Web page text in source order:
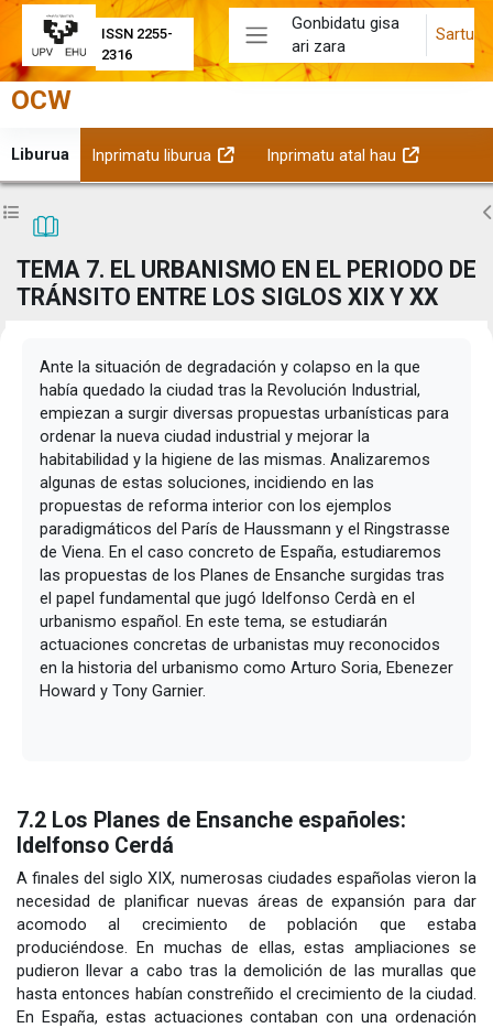
ISSN 2255-
2316
Alboko panela
Gonbidatu gisa
ari zara
Sartu
Joan eduki nagusira zuzenean
OCW
Liburua Inprimatu liburua
(Leiho berri batean irekitzen da)Inprimatu atal hau
(Leiho berri batean irekitzen da)
Zabaldu ikastaroaren aurkibidea
TEMA 7. EL URBANISMO EN EL PERIODO DE
TRÁNSITO ENTRE LOS SIGLOS XIX Y XX
Ante la situación de degradación y colapso en la que
había quedado la ciudad tras la Revolución Industrial,
empiezan a surgir diversas propuestas urbanísticas para
ordenar la nueva ciudad industrial y mejorar la
habitabilidad y la higiene de las mismas. Analizaremos
algunas de estas soluciones, incidiendo en las
propuestas de reforma interior con los ejemplos
paradigmáticos del París de Haussmann y el Ringstrasse
de Viena. En el caso concreto de España, estudiaremos
las propuestas de los Planes de Ensanche surgidas tras
el papel fundamental que jugó Idelfonso Cerdà en el
urbanismo español. En este tema, se estudiarán
actuaciones concretas de urbanistas muy reconocidos
en la historia del urbanismo como Arturo Soria, Ebenezer
Howard y Tony Garnier.
7.2 Los Planes de Ensanche españoles:
Idelfonso Cerdá
A finales del siglo XIX, numerosas ciudades españolas vieron la
necesidad de planificar nuevas áreas de expansión para dar
acomodo al crecimiento de población que estaba
produciéndose. En muchas de ellas, estas ampliaciones se
pudieron llevar a cabo tras la demolición de las murallas que
hasta entonces habían constreñido el crecimiento de la ciudad.
En España, estas actuaciones contaban con una ordenación